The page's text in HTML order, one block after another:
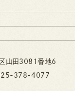
山田3081番地6
378-4077